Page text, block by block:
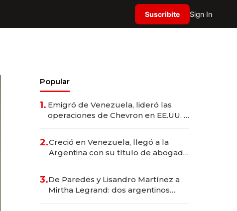
Suscribite Sign In
Popular
1. Emigró de Venezuela, lideró las
operaciones de Chevron en EE.UU. y
2.Creció en Venezuela, llegó a la
Argentina con su título de abogado
marcas "fast premium"
3.De Paredes y Lisandro Martínez a
Mirtha Legrand: dos argentinos